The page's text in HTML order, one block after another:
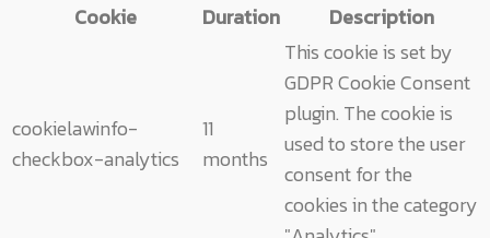
Cookie
Duration Description
cookielawinfo-
checkbox-analytics
11
months
This cookie is set by
GDPR Cookie Consent
plugin. The cookie is
used to store the user
consent for the
cookies in the category